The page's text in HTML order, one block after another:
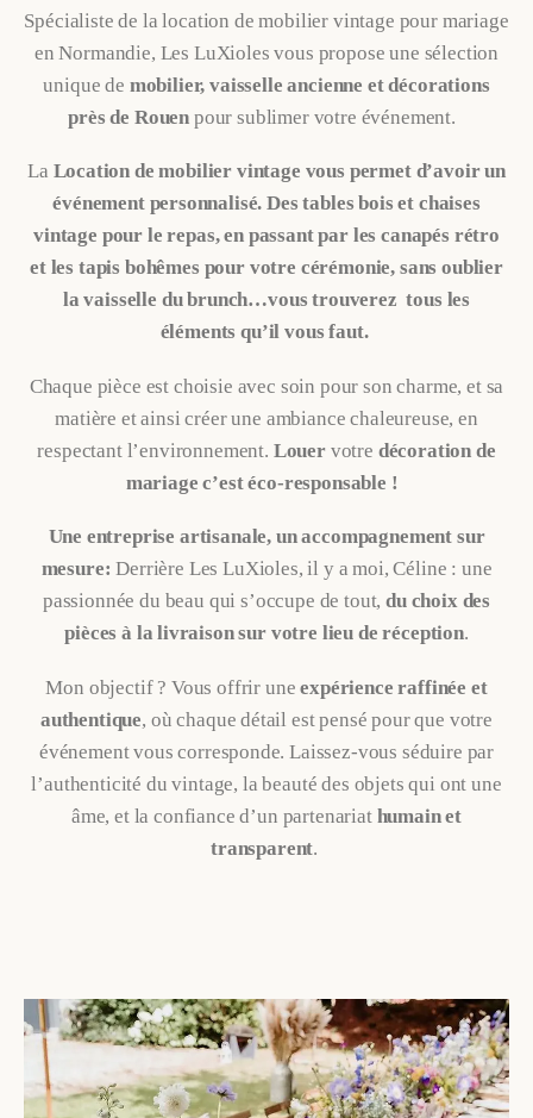
Spécialiste de la location de mobilier vintage pour mariage
en Normandie, Les LuXioles vous propose une sélection
unique de mobilier, vaisselle ancienne et décorations
près de Rouen pour sublimer votre événement.
La Location de mobilier vintage vous permet d’avoir un
événement personnalisé. Des tables bois et chaises
vintage pour le repas, en passant par les canapés rétro
et les tapis bohêmes pour votre cérémonie, sans oublier
la vaisselle du brunch…vous trouverez tous les
éléments qu’il vous faut.
Chaque pièce est choisie avec soin pour son charme, et sa
matière et ainsi créer une ambiance chaleureuse, en
respectant l’environnement. Louer votre décoration de
mariage c’est éco-responsable !
Une entreprise artisanale, un accompagnement sur
mesure: Derrière Les LuXioles, il y a moi, Céline : une
passionnée du beau qui s’occupe de tout,du choix des
pièces à la livraison sur votre lieu de réception.
Mon objectif ? Vous offrir uneexpérience raffinée et
authentique, où chaque détail est pensé pour que votre
événement vous corresponde. Laissez-vous séduire par
l’authenticité du vintage, la beauté des objets qui ont une
âme, et la confiance d’un partenariat humain et
transparent.